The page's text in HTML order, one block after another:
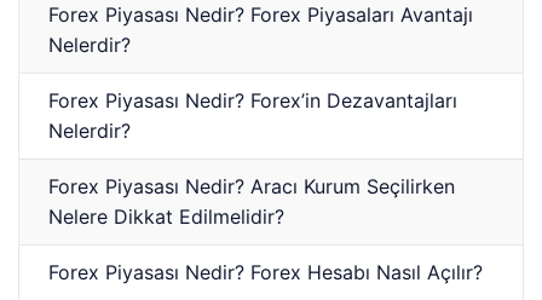
Forex Piyasası Nedir? Forex Piyasaları Avantajı
Nelerdir?
Forex Piyasası Nedir? Forex’in Dezavantajları
Nelerdir?
Forex Piyasası Nedir? Aracı Kurum Seçilirken
Nelere Dikkat Edilmelidir?
Forex Piyasası Nedir? Forex Hesabı Nasıl Açılır?